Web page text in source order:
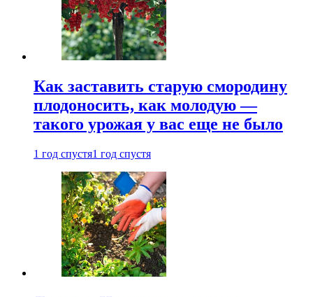
Как заставить старую смородину
плодоносить, как молодую —
такого урожая у вас еще не было
1 год спустя1 год спустя